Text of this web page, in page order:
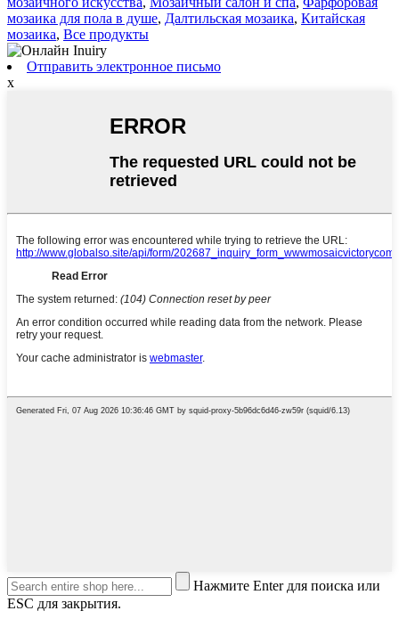
мозаика для пола в душе, Далтильская мозаика, Китайская
мозаика, Все продукты
Отправить электронное письмо
x
Нажмите Enter для поиска или
ESC для закрытия.